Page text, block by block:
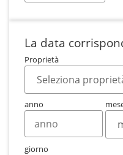
La data
Proprietà
anno
giorno